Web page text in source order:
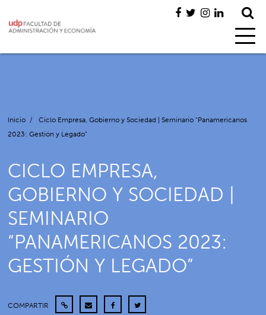
Inicio /
Ciclo Empresa, Gobierno y Sociedad | Seminario “Panamericanos
2023: Gestión y Legado”
CICLO EMPRESA,
GOBIERNO Y SOCIEDAD |
SEMINARIO
“PANAMERICANOS 2023:
GESTIÓN Y LEGADO”
COMPARTIR